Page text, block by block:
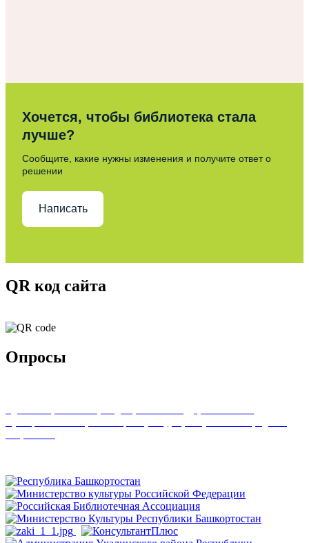
Хочется, чтобы библиотека стала
лучше?
Сообщите, какие нужны изменения и получите ответ о
решении
Написать
QR код сайта
Опросы